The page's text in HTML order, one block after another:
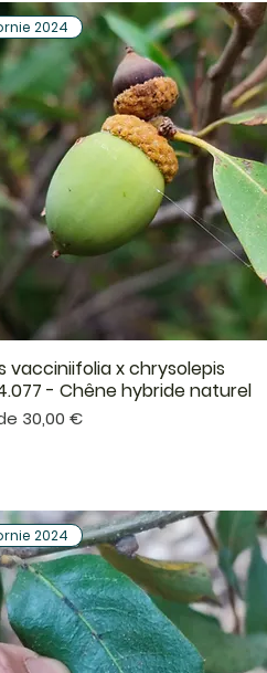
Aperçu rapide
2024
vacciniifolia x chrysolepis
- Chêne hybride naturel
30,00 €
2024